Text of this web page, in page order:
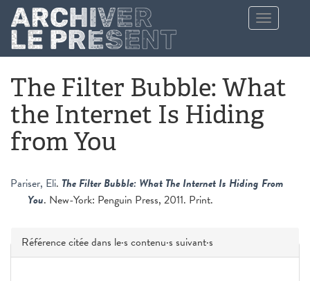
Aller au contenu principal
Toggle
navigation
The Filter Bubble: What
the Internet Is Hiding
from You
Pariser, Eli. The Filter Bubble: What The Internet Is Hiding From
You. New-York: Penguin Press, 2011. Print.
Masquer
Référence citée dans le·s contenu·s suivant·s